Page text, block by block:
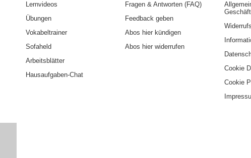
Lernvideos
Übungen
Vokabeltrainer
Sofaheld
Arbeitsblätter
Hausaufgaben-Chat
Fragen & Antworten (FAQ)
Feedback geben
Abos hier kündigen
Abos hier widerrufen
Cookie
Cookie